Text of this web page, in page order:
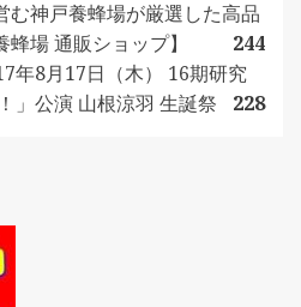
む神戸養蜂場が厳選した高品
場 通販ショップ】
244
年8月17日（木） 16期研究
」公演 山根涼羽 生誕祭
228